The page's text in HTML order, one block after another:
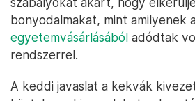
bonyodalmakat, mint amilyenek
egyetemvásárlásából adódtak
rendszerrel.
A keddi javaslat a kekvák